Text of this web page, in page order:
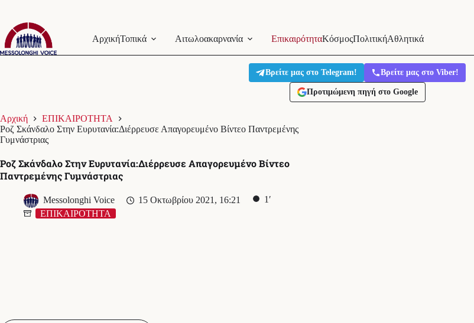
Μετάβαση
στο
περιεχόμενο
ΑρχικήΤοπικά Αιτωλοακαρνανία ΕπικαιρότηταΚόσμοςΠολιτικήΑθλητικά
Βρείτε μας στο Telegram! Βρείτε μας στο Viber!
Προτιμώμενη πηγή στο Google
Αρχική
ΕΠΙΚΑΙΡΟΤΗΤΑ
Ροζ Σκάνδαλο Στην Ευρυτανία:Διέρρευσε Απαγορευμένο Βίντεο Παντρεμένης
Γυμνάστριας
Ροζ Σκάνδαλο Στην Ευρυτανία:Διέρρευσε Απαγορευμένο Βίντεο
Παντρεμένης Γυμνάστριας
Messolonghi Voice 15 Οκτωβρίου 2021, 16:21
1′
ΕΠΙΚΑΙΡΟΤΗΤΑ